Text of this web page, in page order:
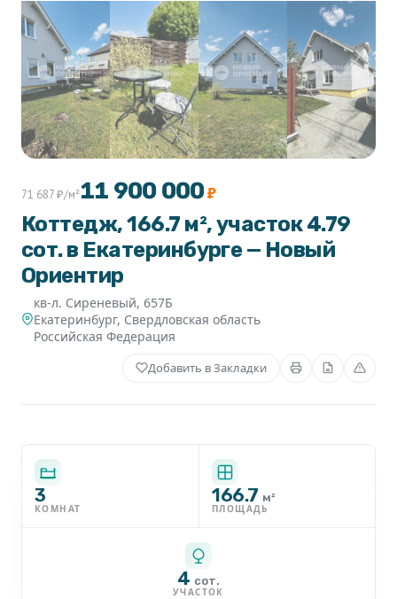
Коттедж, 166.7 м², участок 4.79
сот. в Екатеринбурге — Новый
Ориентир
кв-л. Сиреневый, 657Б
Екатеринбург, Свердловская область
Российская Федерация
71 687 ₽/м²11 900 000 ₽
Добавить в Закладки
3
КОМНАТ
166.7 м²
ПЛОЩАДЬ
4 сот.
УЧАСТОК